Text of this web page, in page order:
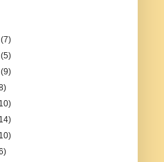
(7)
(5)
(9)